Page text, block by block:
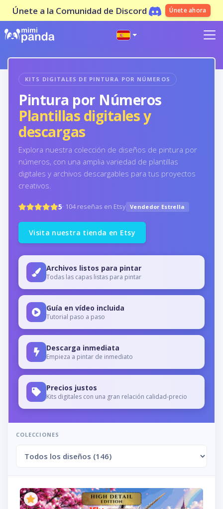
Únete a la Comunidad de Discord Únete ahora
KITS DIGITALES DE PINTURA POR NÚMEROS
Pintura por Números
Plantillas digitales y
descargas
Explora nuestra colección de diseños de pintura por
números, con una amplia variedad de plantillas
digitales y archivos descargables para tus proyectos
creativos.
5· 104 reseñas en Etsy Vendedor Estrella
Visita nuestra tienda en Etsy
Archivos listos para pintar
Todas las capas listas para pintar
Guía en vídeo incluida
Tutorial paso a paso
Descarga inmediata
Empieza a pintar de inmediato
Precios justos
Kits digitales con una gran relación calidad-precio
COLECCIONES